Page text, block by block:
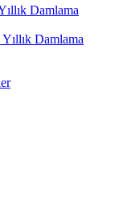
Damlama
Damlama